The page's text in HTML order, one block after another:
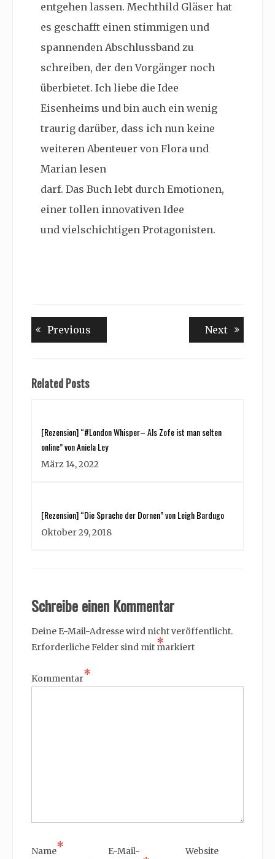
entgehen lassen. Mechthild Gläser hat
es geschafft einen stimmigen und
spannenden Abschlussband zu
schreiben, der den Vorgänger noch
überbietet. Ich liebe die Idee
Eisenheims und bin auch ein wenig
traurig darüber, dass ich nun keine
weiteren Abenteuer von Flora und
Marian lesen
darf. Das Buch lebt durch Emotionen,
einer tollen innovativen Idee
und vielschichtigen Protagonisten.
Beitragsnavigation
Previous NextNext
Related Posts
[Rezension] “#London Whisper– Als Zofe ist man selten
online” von Aniela Ley
März 14, 2022
[Rezension] “Die Sprache der Dornen” von Leigh Bardugo
Oktober 29, 2018
Schreibe einen Kommentar
Deine E-Mail-Adresse wird nicht veröffentlicht.
Erforderliche Felder sind mit *
markiert
Kommentar*
Name*
E-Mail-
Website